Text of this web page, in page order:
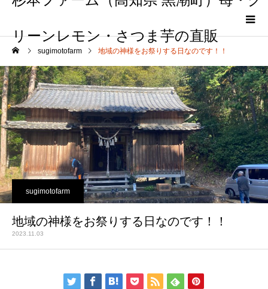
リーンレモン・さつま芋の直販
sugimotofarm 地域の神様をお祭りする日なのです！！
sugimotofarm
地域の神様をお祭りする日なのです！！
2023.11.03